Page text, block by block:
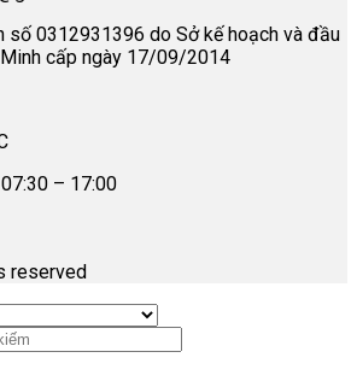
số 0312931396 do Sở kế hoạch và đầu
cấp ngày 17/09/2014
– 17:00
reserved